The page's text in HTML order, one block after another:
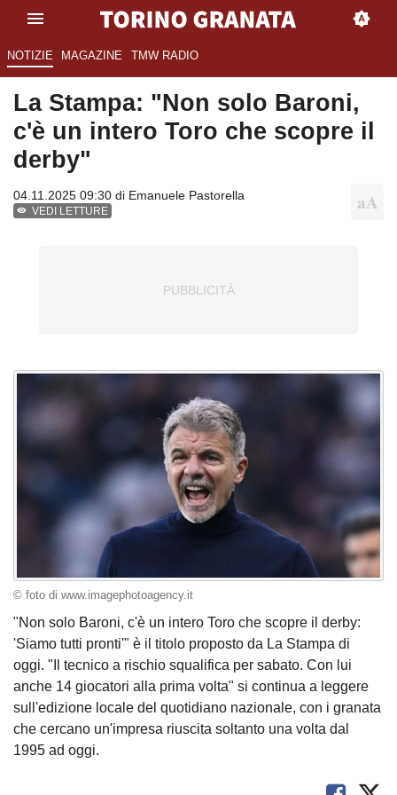
NOTIZIE MAGAZINE TMW RADIO
La Stampa: "Non solo Baroni,
c'è un intero Toro che scopre il
derby"
04.11.2025 09:30 di Emanuele Pastorella
VEDI LETTURE
© foto di www.imagephotoagency.it
"Non solo Baroni, c'è un intero Toro che scopre il derby:
'Siamo tutti pronti'" è il titolo proposto da La Stampa di
oggi. "Il tecnico a rischio squalifica per sabato. Con lui
anche 14 giocatori alla prima volta" si continua a leggere
sull'edizione locale del quotidiano nazionale, con i granata
che cercano un'impresa riuscita soltanto una volta dal
1995 ad oggi.